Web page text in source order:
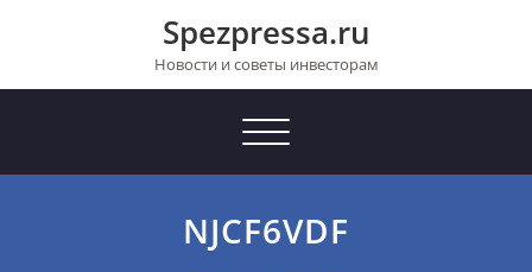
Spezpressa.ru
Новости и советы инвесторам
Toggle
NJCF6VDF